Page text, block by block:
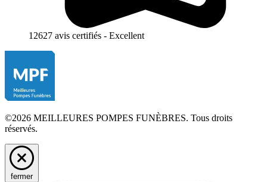
12627 avis certifiés - Excellent
©2026 MEILLEURES POMPES FUNÈBRES. Tous droits
réservés.
fermer